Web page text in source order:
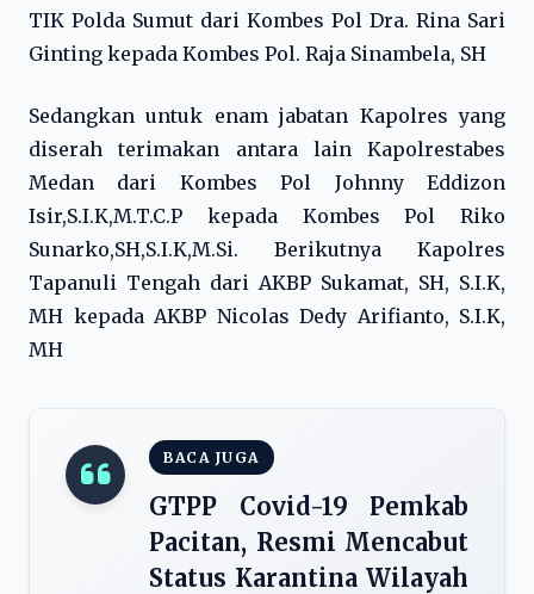
TIK Polda Sumut dari Kombes Pol Dra. Rina Sari
Ginting kepada Kombes Pol. Raja Sinambela, SH
Sedangkan untuk enam jabatan Kapolres yang
diserah terimakan antara lain Kapolrestabes
Medan dari Kombes Pol Johnny Eddizon
Isir,S.I.K,M.T.C.P kepada Kombes Pol Riko
Sunarko,SH,S.I.K,M.Si. Berikutnya Kapolres
Tapanuli Tengah dari AKBP Sukamat, SH, S.I.K,
MH kepada AKBP Nicolas Dedy Arifianto, S.I.K,
MH
BACA JUGA
GTPP Covid-19 Pemkab
Pacitan, Resmi Mencabut
Status Karantina Wilayah